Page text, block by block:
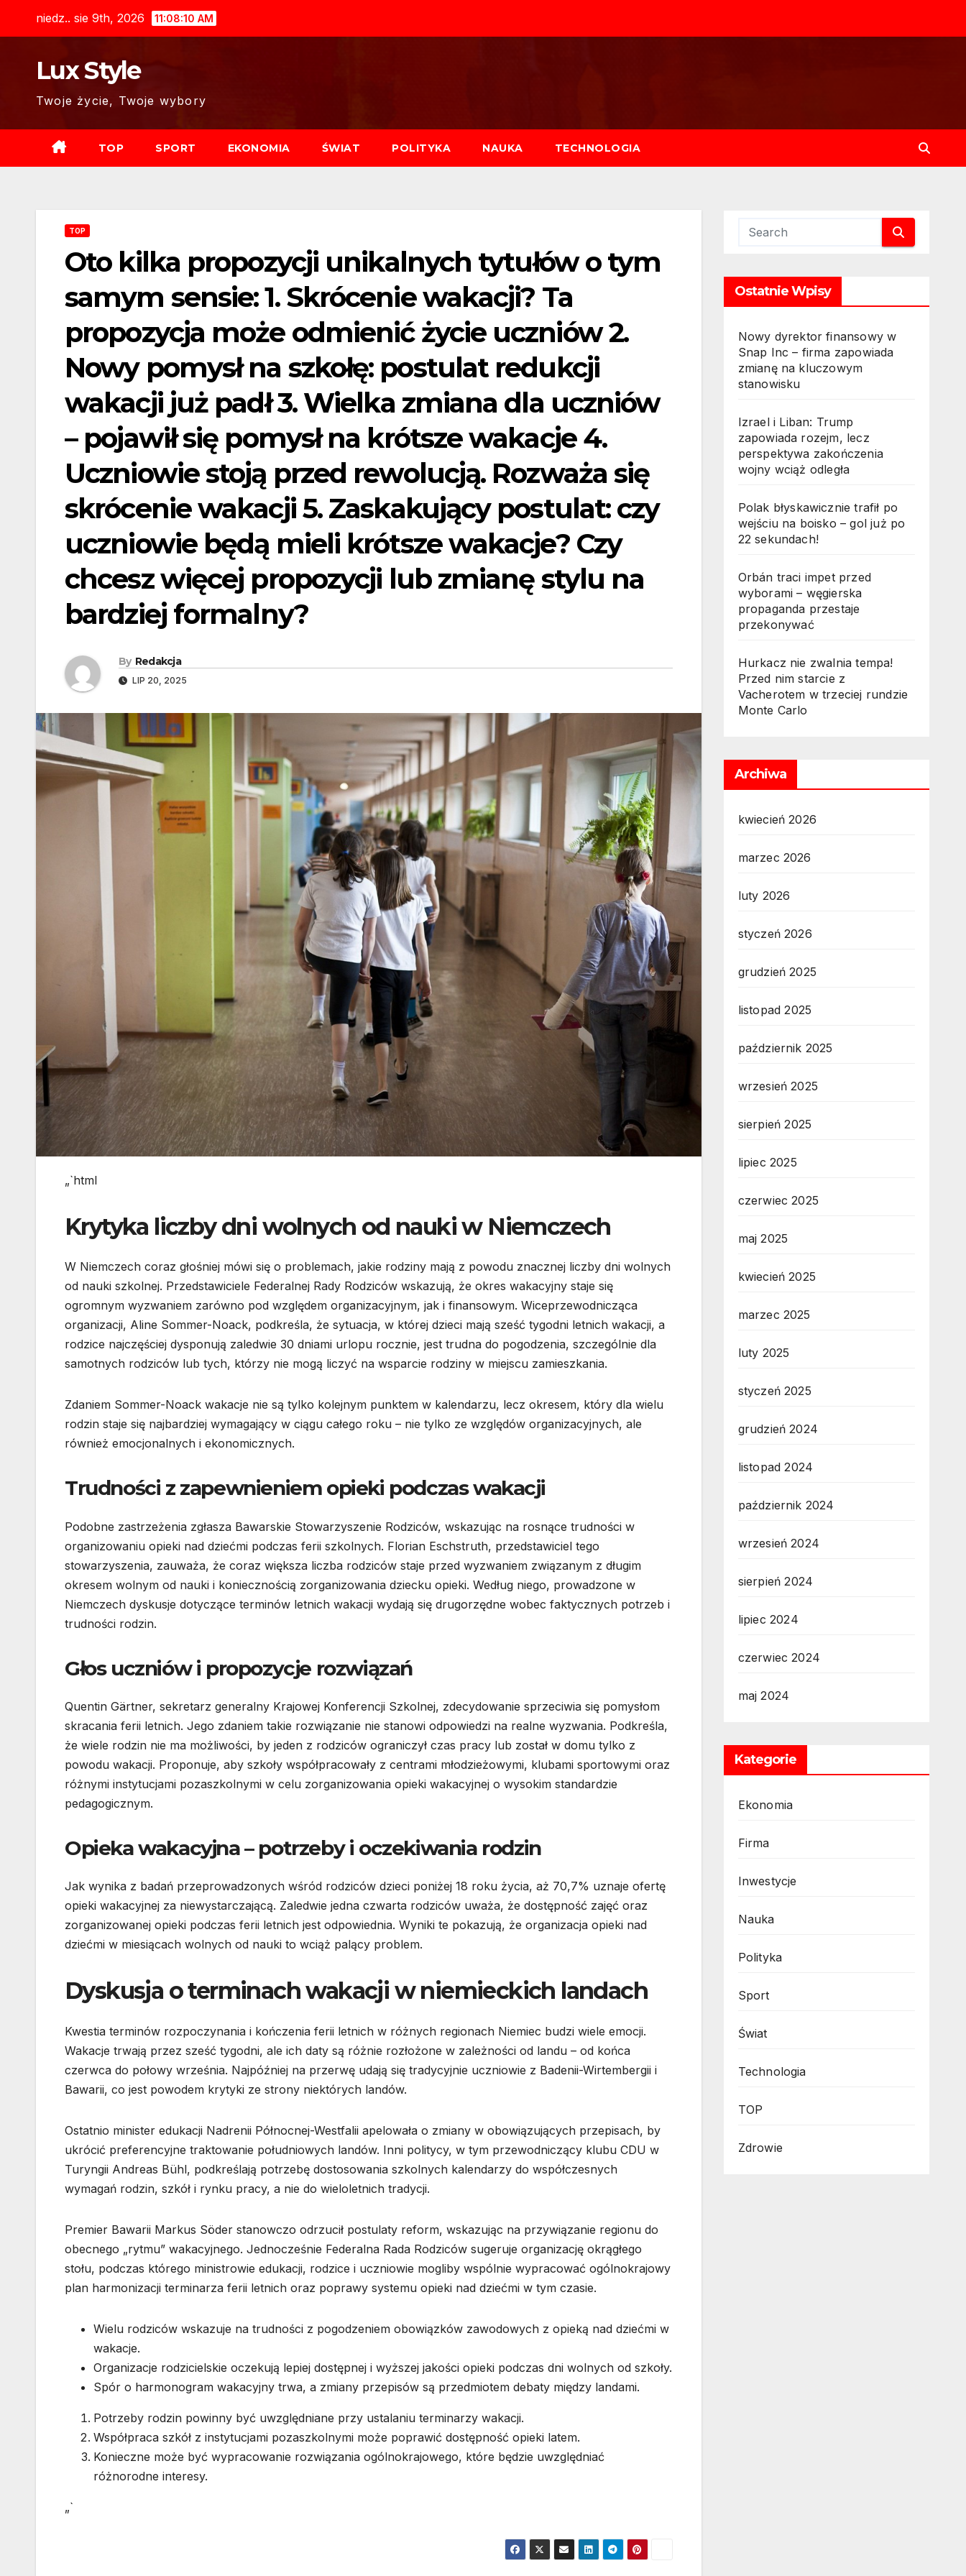
niedz.. sie 9th, 2026 11:08:11 AM
Lux Style
Twoje życie, Twoje wybory
TOP SPORT EKONOMIA ŚWIAT POLITYKA NAUKA TECHNOLOGIA
TOP
Oto kilka propozycji unikalnych tytułów o tym
samym sensie: 1. Skrócenie wakacji? Ta
propozycja może odmienić życie uczniów 2.
Nowy pomysł na szkołę: postulat redukcji
wakacji już padł 3. Wielka zmiana dla uczniów
– pojawił się pomysł na krótsze wakacje 4.
Uczniowie stoją przed rewolucją. Rozważa się
skrócenie wakacji 5. Zaskakujący postulat: czy
uczniowie będą mieli krótsze wakacje? Czy
chcesz więcej propozycji lub zmianę stylu na
bardziej formalny?
By Redakcja
LIP 20, 2025
„`html
Krytyka liczby dni wolnych od nauki w Niemczech
W Niemczech coraz głośniej mówi się o problemach, jakie rodziny mają z powodu znacznej liczby dni wolnych
od nauki szkolnej. Przedstawiciele Federalnej Rady Rodziców wskazują, że okres wakacyjny staje się
ogromnym wyzwaniem zarówno pod względem organizacyjnym, jak i finansowym. Wiceprzewodnicząca
organizacji, Aline Sommer-Noack, podkreśla, że sytuacja, w której dzieci mają sześć tygodni letnich wakacji, a
rodzice najczęściej dysponują zaledwie 30 dniami urlopu rocznie, jest trudna do pogodzenia, szczególnie dla
samotnych rodziców lub tych, którzy nie mogą liczyć na wsparcie rodziny w miejscu zamieszkania.
Zdaniem Sommer-Noack wakacje nie są tylko kolejnym punktem w kalendarzu, lecz okresem, który dla wielu
rodzin staje się najbardziej wymagający w ciągu całego roku – nie tylko ze względów organizacyjnych, ale
również emocjonalnych i ekonomicznych.
Trudności z zapewnieniem opieki podczas wakacji
Podobne zastrzeżenia zgłasza Bawarskie Stowarzyszenie Rodziców, wskazując na rosnące trudności w
organizowaniu opieki nad dziećmi podczas ferii szkolnych. Florian Eschstruth, przedstawiciel tego
stowarzyszenia, zauważa, że coraz większa liczba rodziców staje przed wyzwaniem związanym z długim
okresem wolnym od nauki i koniecznością zorganizowania dziecku opieki. Według niego, prowadzone w
Niemczech dyskusje dotyczące terminów letnich wakacji wydają się drugorzędne wobec faktycznych potrzeb i
trudności rodzin.
Głos uczniów i propozycje rozwiązań
Quentin Gärtner, sekretarz generalny Krajowej Konferencji Szkolnej, zdecydowanie sprzeciwia się pomysłom
skracania ferii letnich. Jego zdaniem takie rozwiązanie nie stanowi odpowiedzi na realne wyzwania. Podkreśla,
że wiele rodzin nie ma możliwości, by jeden z rodziców ograniczył czas pracy lub został w domu tylko z
powodu wakacji. Proponuje, aby szkoły współpracowały z centrami młodzieżowymi, klubami sportowymi oraz
różnymi instytucjami pozaszkolnymi w celu zorganizowania opieki wakacyjnej o wysokim standardzie
pedagogicznym.
Opieka wakacyjna – potrzeby i oczekiwania rodzin
Jak wynika z badań przeprowadzonych wśród rodziców dzieci poniżej 18 roku życia, aż 70,7% uznaje ofertę
opieki wakacyjnej za niewystarczającą. Zaledwie jedna czwarta rodziców uważa, że dostępność zajęć oraz
zorganizowanej opieki podczas ferii letnich jest odpowiednia. Wyniki te pokazują, że organizacja opieki nad
dziećmi w miesiącach wolnych od nauki to wciąż palący problem.
Dyskusja o terminach wakacji w niemieckich landach
Kwestia terminów rozpoczynania i kończenia ferii letnich w różnych regionach Niemiec budzi wiele emocji.
Wakacje trwają przez sześć tygodni, ale ich daty są różnie rozłożone w zależności od landu – od końca
czerwca do połowy września. Najpóźniej na przerwę udają się tradycyjnie uczniowie z Badenii-Wirtembergii i
Bawarii, co jest powodem krytyki ze strony niektórych landów.
Ostatnio minister edukacji Nadrenii Północnej-Westfalii apelowała o zmiany w obowiązujących przepisach, by
ukrócić preferencyjne traktowanie południowych landów. Inni politycy, w tym przewodniczący klubu CDU w
Turyngii Andreas Bühl, podkreślają potrzebę dostosowania szkolnych kalendarzy do współczesnych
wymagań rodzin, szkół i rynku pracy, a nie do wieloletnich tradycji.
Premier Bawarii Markus Söder stanowczo odrzucił postulaty reform, wskazując na przywiązanie regionu do
obecnego „rytmu” wakacyjnego. Jednocześnie Federalna Rada Rodziców sugeruje organizację okrągłego
stołu, podczas którego ministrowie edukacji, rodzice i uczniowie mogliby wspólnie wypracować ogólnokrajowy
plan harmonizacji terminarza ferii letnich oraz poprawy systemu opieki nad dziećmi w tym czasie.
Wielu rodziców wskazuje na trudności z pogodzeniem obowiązków zawodowych z opieką nad dziećmi w
wakacje.
Organizacje rodzicielskie oczekują lepiej dostępnej i wyższej jakości opieki podczas dni wolnych od szkoły.
Spór o harmonogram wakacyjny trwa, a zmiany przepisów są przedmiotem debaty między landami.
Potrzeby rodzin powinny być uwzględniane przy ustalaniu terminarzy wakacji.
Współpraca szkół z instytucjami pozaszkolnymi może poprawić dostępność opieki latem.
Konieczne może być wypracowanie rozwiązania ogólnokrajowego, które będzie uwzględniać
różnorodne interesy.
„`
Ostatnie Wpisy
Nowy dyrektor finansowy w
Snap Inc – firma zapowiada
zmianę na kluczowym
stanowisku
Izrael i Liban: Trump
zapowiada rozejm, lecz
perspektywa zakończenia
wojny wciąż odległa
Polak błyskawicznie trafił po
wejściu na boisko – gol już po
22 sekundach!
Orbán traci impet przed
wyborami – węgierska
propaganda przestaje
przekonywać
Hurkacz nie zwalnia tempa!
Przed nim starcie z
Vacherotem w trzeciej rundzie
Monte Carlo
Archiwa
kwiecień 2026
marzec 2026
luty 2026
styczeń 2026
grudzień 2025
listopad 2025
październik 2025
wrzesień 2025
sierpień 2025
lipiec 2025
czerwiec 2025
maj 2025
kwiecień 2025
marzec 2025
luty 2025
styczeń 2025
grudzień 2024
listopad 2024
październik 2024
wrzesień 2024
sierpień 2024
lipiec 2024
czerwiec 2024
maj 2024
Kategorie
Ekonomia
Firma
Inwestycje
Nauka
Polityka
Sport
Świat
Technologia
TOP
Zdrowie